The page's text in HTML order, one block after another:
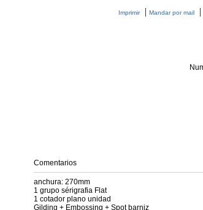
Imprimir| Mandar por mail|
Comentarios
anchura: 270mm
1 grupo sérigrafia Flat
1 cotador plano unidad
Gilding + Embossing + Spot barniz